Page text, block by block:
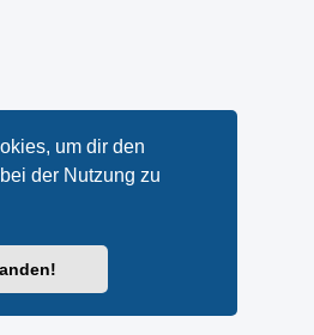
um dir den
der Nutzung zu